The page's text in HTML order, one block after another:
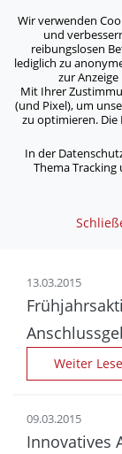
Archiv
Home / Archiv
Bonn/
13.03.2015
Weiter
09.03.2015
Innovatives
Wir verwenden
und
reibungslosen
lediglich zu
zur
Mit Ihrer
(und Pixel), um
zu optimieren. Die
In der
Thema